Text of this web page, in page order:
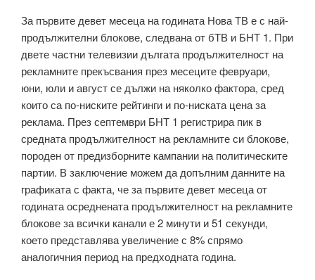
За първите девет месеца на годината Нова ТВ е с най-
продължителни блокове, следвана от бТВ и БНТ 1. При
двете частни телевизии дългата продължителност на
рекламните прекъсвания през месеците февруари,
юни, юли и август се дължи на няколко фактора, сред
които са по-ниските рейтинги и по-ниската цена за
реклама. През септември БНТ 1 регистрира пик в
средната продължителност на рекламните си блокове,
породен от предизборните кампании на политическите
партии. В заключение можем да допълним данните на
графиката с факта, че за първите девет месеца от
годината осреднената продължителност на рекламните
блокове за всички канали е 2 минути и 51 секунди,
което представлява увеличение с 8% спрямо
аналогичния период на предходната година.